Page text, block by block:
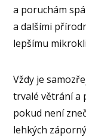
a poruchám
a dalšími
lepšímu
Vždy je
trvalé větrání a
pokud není
lehkých